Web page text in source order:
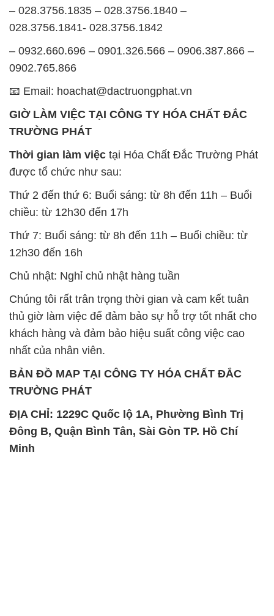
📧 Email: hoachat@dactruongphat.vn
TRƯỜNG PHÁT
được tổ chức như sau:
Thứ 2 đến thứ 6: Buổi sáng: từ 8h đến 11h – Buổi
chiều: từ 12h30 đến 17h
Thứ 7: Buổi sáng: từ 8h đến 11h – Buổi chiều: từ
12h30 đến 16h
Chủ nhật: Nghỉ chủ nhật hàng tuần
thủ giờ làm việc để đảm bảo sự hỗ trợ tốt nhất cho
khách hàng và đảm bảo hiệu suất công việc cao
nhất của nhân viên.
BẢN ĐỒ MAP TẠI CÔNG TY HÓA CHẤT ĐẮC
TRƯỜNG PHÁT
ĐỊA CHỈ: 1229C Quốc lộ 1A, Phường Bình Trị
Đông B, Quận Bình Tân, Sài Gòn TP. Hồ Chí
Minh